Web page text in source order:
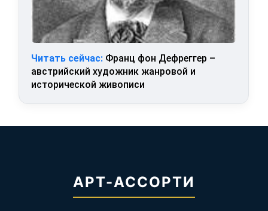
Читать сейчас: Франц фон Дефреггер –
австрийский художник жанровой и
исторической живописи
АРТ-АССОРТИ